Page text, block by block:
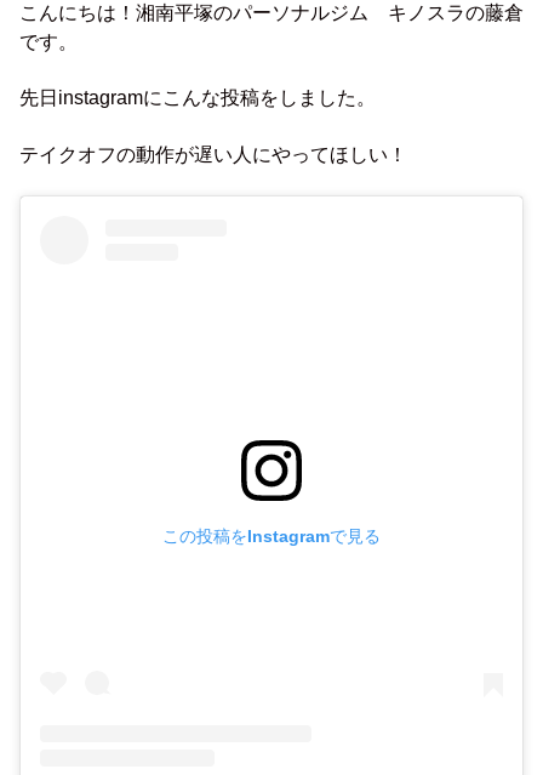
こんにちは！湘南平塚のパーソナルジム キノスラの藤倉
です。
先日instagramにこんな投稿をしました。
テイクオフの動作が遅い人にやってほしい！
この投稿をInstagramで見る